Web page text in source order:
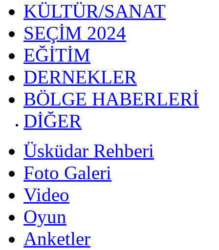
KÜLTÜR/SANAT
SEÇİM 2024
EĞİTİM
DERNEKLER
BÖLGE HABERLERİ
DİĞER
Üsküdar Rehberi
Foto Galeri
Video
Oyun
Anketler